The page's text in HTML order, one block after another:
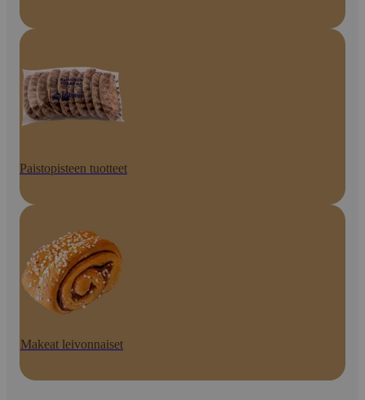
Paistopisteen tuotteet
Makeat leivonnaiset